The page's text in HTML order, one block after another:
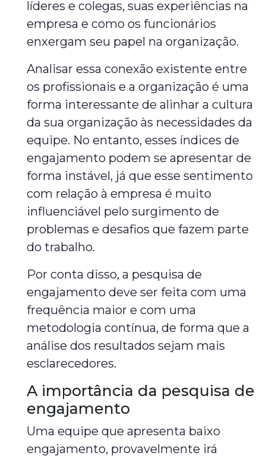
líderes e colegas, suas experiências na
empresa e como os funcionários
enxergam seu papel na organização.
Analisar essa conexão existente entre
os profissionais e a organização é uma
forma interessante de alinhar a cultura
da sua organização às necessidades da
equipe. No entanto, esses índices de
engajamento podem se apresentar de
forma instável, já que esse sentimento
com relação à empresa é muito
influenciável pelo surgimento de
problemas e desafios que fazem parte
do trabalho.
Por conta disso, a pesquisa de
engajamento deve ser feita com uma
frequência maior e com uma
metodologia contínua, de forma que a
análise dos resultados sejam mais
esclarecedores.
A importância da pesquisa de
engajamento
Uma equipe que apresenta baixo
engajamento, provavelmente irá